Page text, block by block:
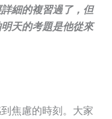
細的複習過了，但
天的考題是他從來
焦慮的時刻。大家